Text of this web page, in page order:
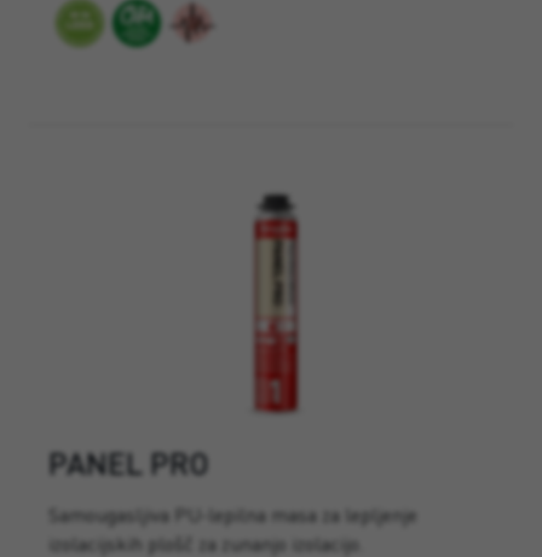
PANEL PRO
Samougasljiva PU-lepilna masa za lepljenje
izolacijskih plošč za zunanjo izolacijo.